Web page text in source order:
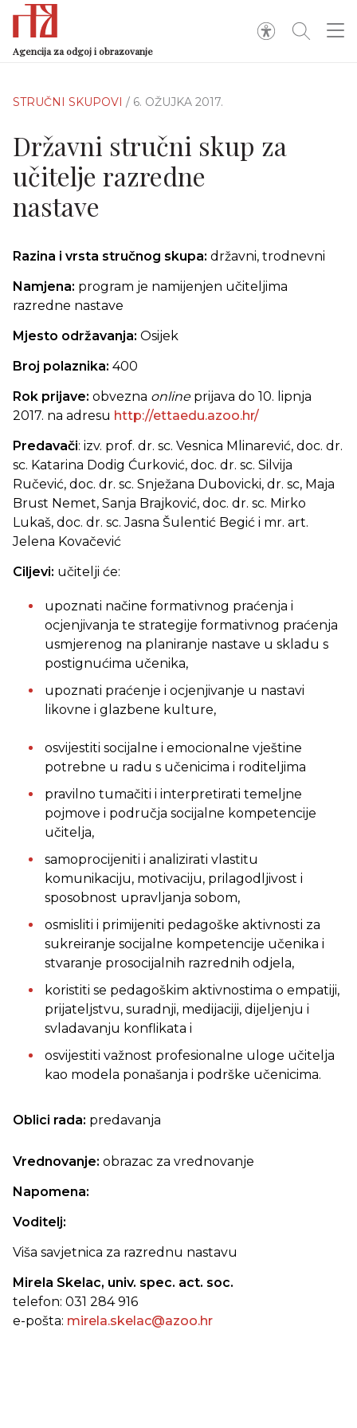
Agencija za odgoj i obrazovanje
STRUČNI SKUPOVI / 6. OŽUJKA 2017.
Državni stručni skup za
učitelje razredne
nastave
Razina i vrsta stručnog skupa: državni, trodnevni
Namjena: program je namijenjen učiteljima
razredne nastave
Mjesto održavanja: Osijek
Broj polaznika: 400
Rok prijave: obvezna onlineprijava do 10. lipnja
2017. na adresu http://ettaedu.azoo.hr/
Predavači: izv. prof. dr. sc. Vesnica Mlinarević, doc. dr.
sc. Katarina Dodig Ćurković, doc. dr. sc. Silvija
Ručević, doc. dr. sc. Snježana Dubovicki, dr. sc, Maja
Brust Nemet, Sanja Brajković, doc. dr. sc. Mirko
Lukaš, doc. dr. sc. Jasna Šulentić Begić i mr. art.
Jelena Kovačević
Ciljevi: učitelji će:
upoznati načine formativnog praćenja i
ocjenjivanja te strategije formativnog praćenja
usmjerenog na planiranje nastave u skladu s
postignućima učenika,
upoznati praćenje i ocjenjivanje u nastavi
likovne i glazbene kulture,
osvijestiti socijalne i emocionalne vještine
potrebne u radu s učenicima i roditeljima
pravilno tumačiti i interpretirati temeljne
pojmove i područja socijalne kompetencije
učitelja,
samoprocijeniti i analizirati vlastitu
komunikaciju, motivaciju, prilagodljivost i
sposobnost upravljanja sobom,
osmisliti i primijeniti pedagoške aktivnosti za
sukreiranje socijalne kompetencije učenika i
stvaranje prosocijalnih razrednih odjela,
koristiti se pedagoškim aktivnostima o empatiji,
prijateljstvu, suradnji, medijaciji, dijeljenju i
svladavanju konflikata i
osvijestiti važnost profesionalne uloge učitelja
kao modela ponašanja i podrške učenicima.
Oblici rada: predavanja
Vrednovanje: obrazac za vrednovanje
Napomena:
Voditelj:
Viša savjetnica za razrednu nastavu
Mirela Skelac, univ. spec. act. soc.
telefon: 031 284 916
e-pošta: mirela.skelac@azoo.hr